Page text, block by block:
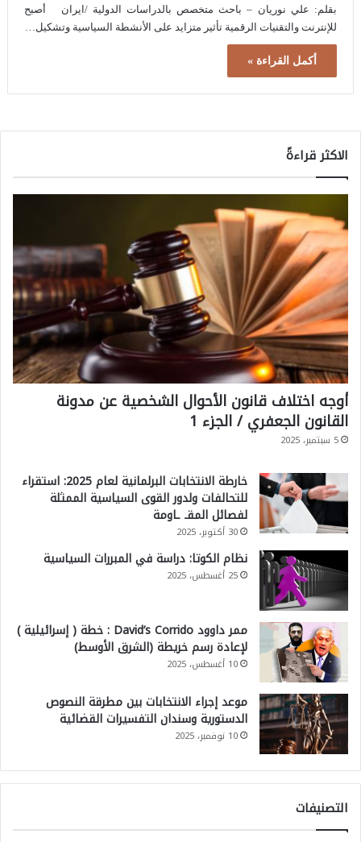
بقلم: علي نوریان – باحث متخصص بالدراسات الدولية /ايران أصبح
للإنترنت والتقنيات الرقمية تأثير متزايد على الأنشطة السياسية وتشكيل…
أكمل القراءة »
الاكثر قراءةً
أوجه اختلاف قانون الأحوال الشخصية عن مدونة
القانون الجعفري / الجزء 1
5 سبتمبر، 2025
خارطة الانتخابات البرلمانية لعام 2025: استقراء
للتحالفات ولدور القوى السياسية الممثلة
لفصائل المقـ ـاومة
30 أكتوبر، 2025
نظام الكوتا: دراسة في المبررات السياسية
25 أغسطس، 2025
ممر داوود David’s Corrido : خطة ( إسرائيلية )
لإعادة رسم خريطة (الشرق الأوسط)
10 أغسطس، 2025
موعد إجراء الانتخابات بين مطرقة النصوص
الدستورية وسندان التفسيرات القضائية
10 نوفمبر، 2025
التصنيفات